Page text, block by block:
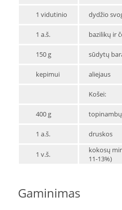
1 vidutinio dydžio
1 a.š. bazilikų ir
150 g sūdytų
kepimui aliejaus
Košei:
400 g topinambų
1 a.š. druskos
1 v.š.
kokosų
11-13%)
Gaminimas